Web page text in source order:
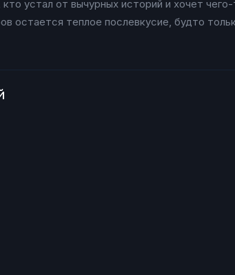
устал от вычурных историй и хочет чего-
теплое послевкусие, будто